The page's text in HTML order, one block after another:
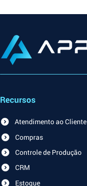
Recursos
Atendimento ao Cliente
Compras
Controle de Produção
CRM
Estoque